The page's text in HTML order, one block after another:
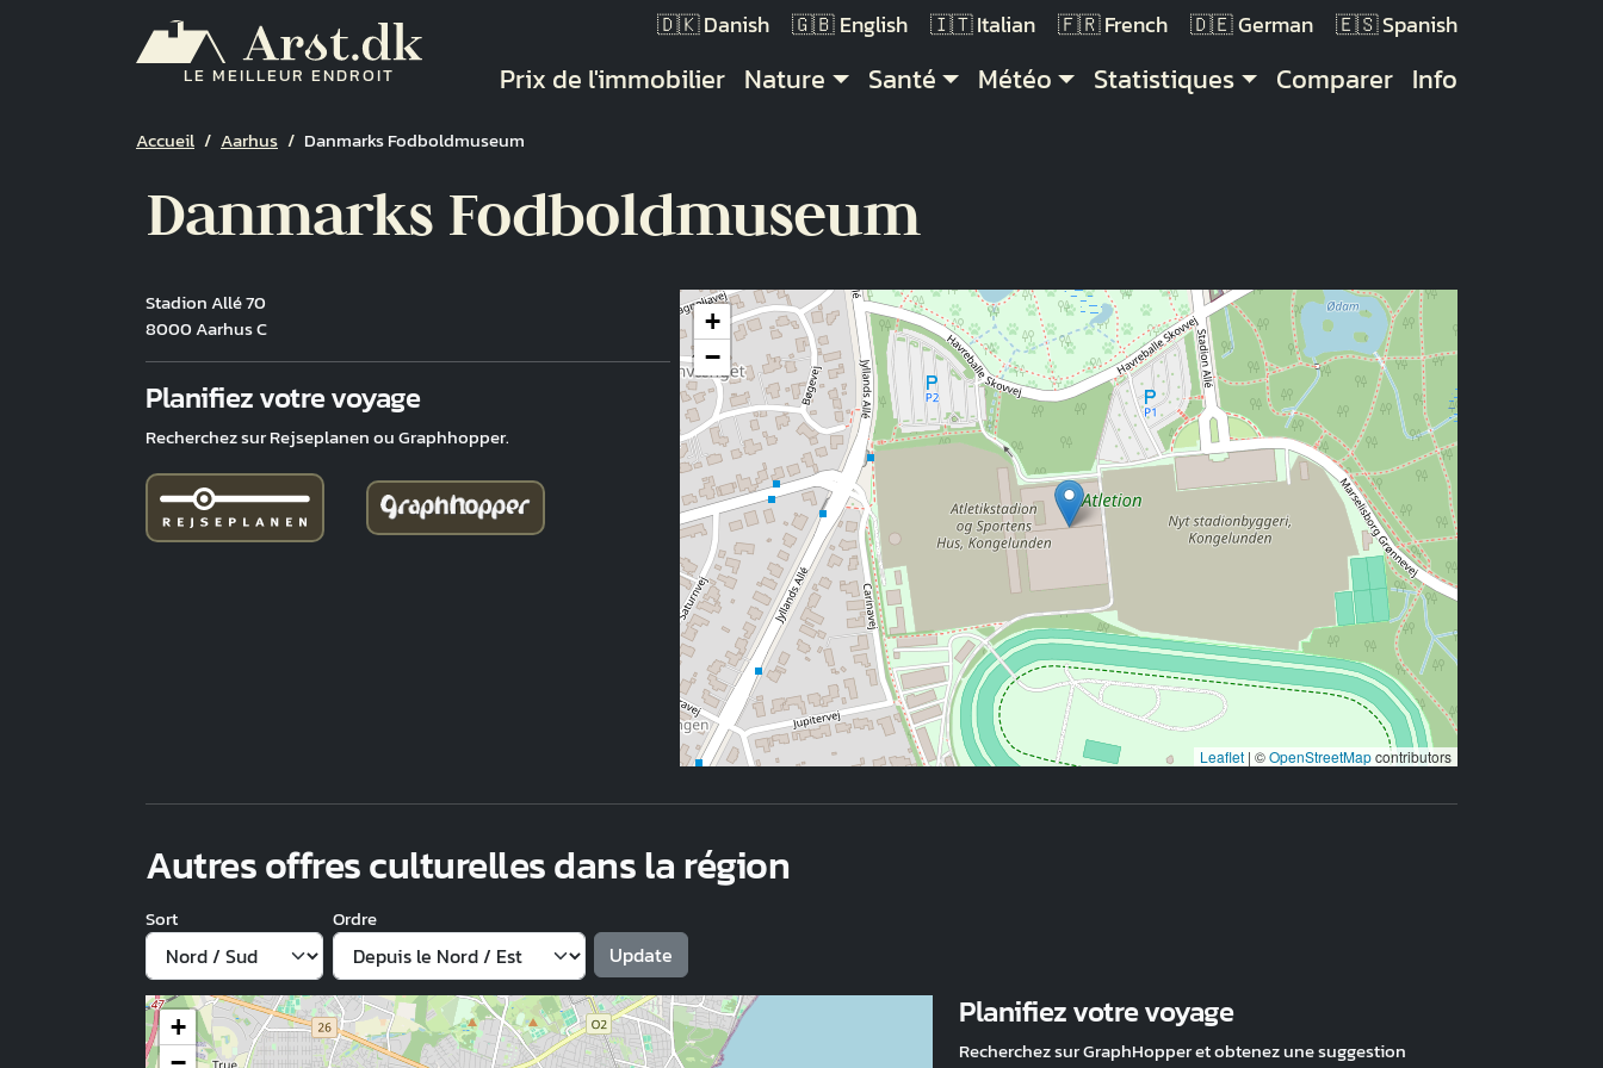
LE MEILLEUR ENDROIT
Danish English Italian French German Spanish
Navigation principale
Prix de l'immobilier Nature Santé Météo Statistiques Comparer Info
Fil d'Ariane
Accueil Aarhus Danmarks Fodboldmuseum
Danmarks Fodboldmuseum
Stadion Allé 70
8000 Aarhus C
Planifiez votre voyage
Recherchez sur Rejseplanen ou Graphhopper.
+
−
Leaflet | ©OpenStreetMapcontributors
Autres offres culturelles dans la région
Sort Ordre
+
Planifiez votre voyage
Recherchez sur GraphHopper et obtenez une suggestion